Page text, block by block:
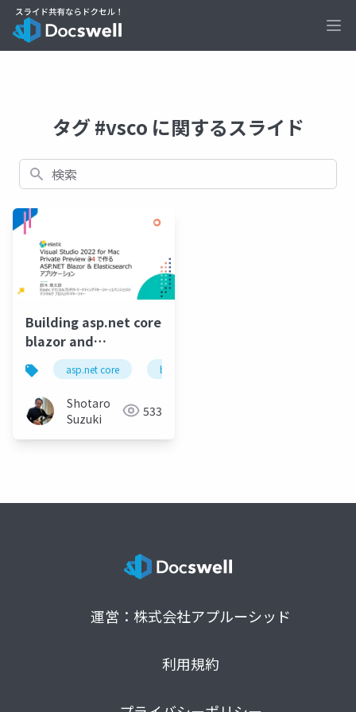
タグ #vsco に関するスライド
検索
Building asp.net core
blazor and
elasticsearch
elasticsearch using
visual studio 2022 for
mac private preview
4
asp.net core blazor
Shotaro
Suzuki
533
運営：株式会社アプルーシッド
利用規約